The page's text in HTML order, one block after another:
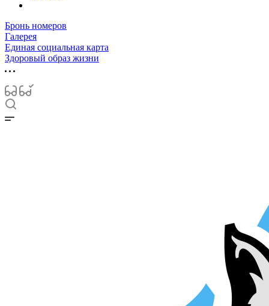
Бронь номеров
Галерея
Единая социальная карта
Здоровый образ жизни